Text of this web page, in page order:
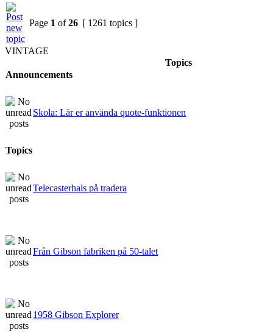
Page 1 of26 [ 1261 topics ]
VINTAGE
Topics
Announcements
Skola: Lär er använda quote-funktionen
Topics
Telecasterhals på tradera
Från Gibson fabriken på 50-talet
1958 Gibson Explorer